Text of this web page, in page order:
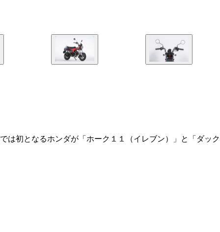
は初となるホンダが「ホーク１１（イレブン）」と「ダック